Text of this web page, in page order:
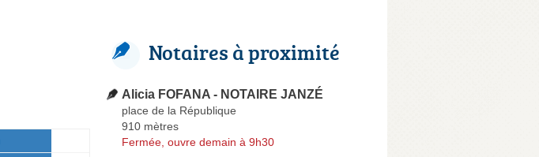
Notaires à proximité
Alicia FOFANA - NOTAIRE JANZÉ
place de la République
910 mètres
Fermée, ouvre demain à 9h30